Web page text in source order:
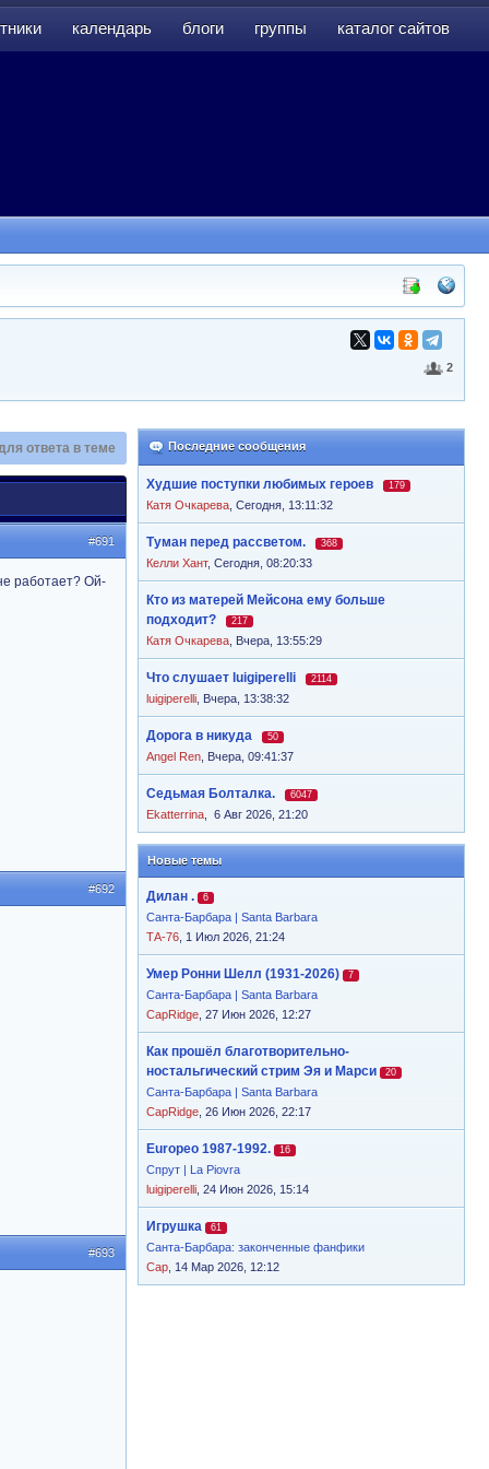
календарь блоги группы каталог сайтов
2
Последние сообщения
Худшие поступки любимых героев 179
Катя Очкарева Сегодня, 13:11:32
Туман перед рассветом. 368
Келли Хант, Сегодня, 08:20:33
Кто из матерей Мейсона ему больше
подходит?
217
Катя Очкарева Вчера, 13:55:29
Что слушает luigiperelli 2114
luigiperelli Вчера, 13:38:32
Дорога в никуда 50
Angel Ren Вчера, 09:41:37
Седьмая Болталка. 6047
Ekatterrina 6 Авг 2026, 21:20
Новые темы
Дилан . 6
Санта-Барбара | Santa Barbara
ТА-76 , 1 Июл 2026, 21:24
Умер Ронни Шелл (1931-2026) 7
Санта-Барбара | Santa Barbara
CapRidge , 27 Июн 2026, 12:27
Как прошёл благотворительно-
ностальгический стрим Эя и Марси
20
Санта-Барбара | Santa Barbara
CapRidge , 26 Июн 2026, 22:17
Europeo 1987-1992. 16
Спрут | La Piovra
luigiperelli , 24 Июн 2026, 15:14
Игрушка 61
Санта-Барбара: законченные фанфики
Cap , 14 Мар 2026, 12:12
ответа в теме
#691
работает? Ой-
#692
#693